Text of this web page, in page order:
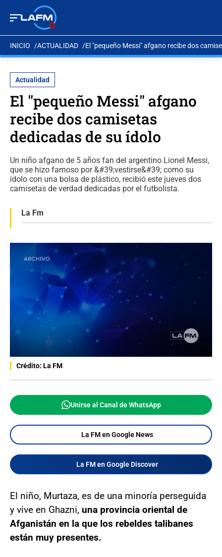
INICIO ACTUALIDAD El "pequeño Messi" afgano recibe dos
Actualidad
El "pequeño Messi" afgano
recibe dos camisetas
dedicadas de su ídolo
Un niño afgano de 5 años fan del argentino Lionel Messi,
que se hizo famoso por &#39;vestirse&#39; como su
ídolo con una bolsa de plástico, recibió este jueves dos
camisetas de verdad dedicadas por el futbolista.
La Fm
Crédito: La FM
Unirse al Canal de WhatsApp
La FM en Google News
La FM en Google Discover
El niño, Murtaza, es de una minoría perseguida
y vive en Ghazni, una provincia oriental de
Afganistán en la que los rebeldes talibanes
están muy presentes.